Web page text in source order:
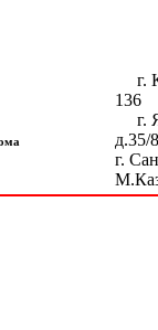
г.
136
г.
д.35/
г.